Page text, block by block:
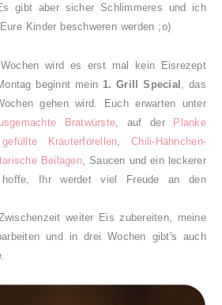
gibt aber sicher Schlimmeres und ich
Kinder beschweren werden ;o)
wird es erst mal kein Eisrezept
beginnt mein 1. GrillSpecial , das
gehen wird. Euch erwarten unter
Bratwürste , auf der Planke
gefüllte Kräuterforellen ,Chili-Hähnchen-
Beilagen, Saucen und ein leckerer
hoffe, Ihr werdet viel Freude an den
weiter Eis zubereiten, meine
und in drei Wochen gibt's auch